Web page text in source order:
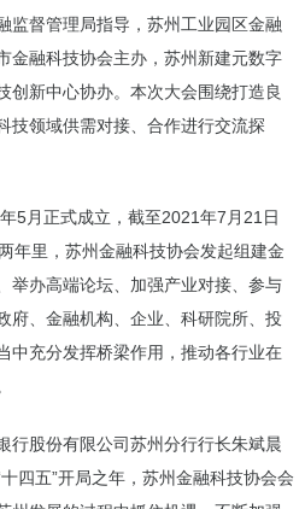
监督管理局指导，苏州工业园区金融
金融科技协会主办，苏州新建元数字
创新中心协办。本次大会围绕打造良
技领域供需对接、合作进行交流探
5月正式成立，截至2021年7月21日
年里，苏州金融科技协会发起组建金
举办高端论坛、加强产业对接、参与
府、金融机构、企业、科研院所、投
中充分发挥桥梁作用，推动各行业在
行股份有限公司苏州分行行长朱斌晨
四五”开局之年，苏州金融科技协会会